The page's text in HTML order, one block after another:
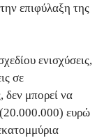
επιφύλαξη της
ενισχύσεις,
σε
δεν μπορεί να
(20.000.000) ευρώ